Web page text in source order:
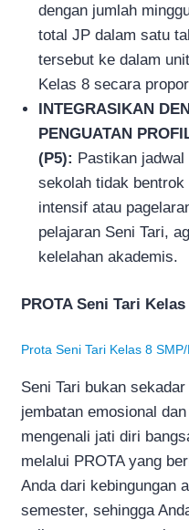
dengan jumlah
total JP dalam satu
tersebut ke dalam
Kelas 8 secara
INTEGRASIKAN
PENGUATAN
(P5): Pastikan
sekolah tidak bentrok
intensif atau
pelajaran Seni Tari,
kelelahan akademis.
PROTA Seni Tari Kelas
Prota Seni Tari Kelas 8
Seni Tari bukan
jembatan emosional
mengenali jati diri
melalui PROTA yang
Anda dari kebingungan
semester, sehingga